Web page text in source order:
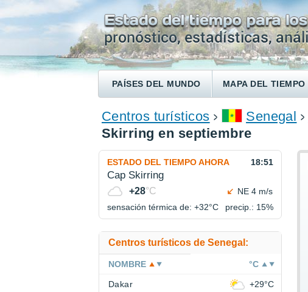
PAÍSES DEL MUNDO MAPA DEL TIEMPO
ENCONTRAR UN HOTEL
Centros turísticos Senegal
Skirring en septiembre
ESTADO DEL TIEMPO AHORA 18:51
Cap Skirring
+28°C
NE 4 m/s
sensación térmica de: +32°C precip.: 15%
Centros turísticos de Senegal:
NOMBRE °C
Dakar +29°C